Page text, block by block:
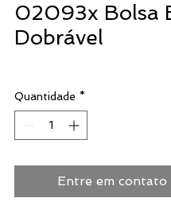
02093x Bolsa
Dobrável
Quantidade *
Entre em contato